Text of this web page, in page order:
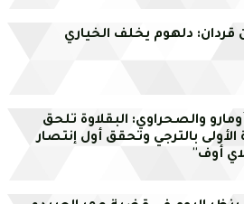
قردان: دلهوم يخلف الخياري
والصحراوي: البقلاوة تلحق
الأولى بالترجي وتحقق أول إنتصار
أوف''